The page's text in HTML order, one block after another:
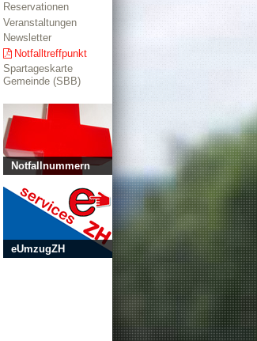
Reservationen
Veranstaltungen
Newsletter
Notfalltreffpunkt
Spartageskarte
Gemeinde (SBB)
Notfallnummern
eUmzugZH